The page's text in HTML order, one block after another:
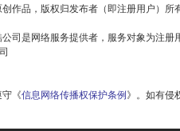
作品，版权归发布者（即注册用户）
司是网络服务提供者，服务对象为注册
《信息网络传播权保护条例 》。如有侵